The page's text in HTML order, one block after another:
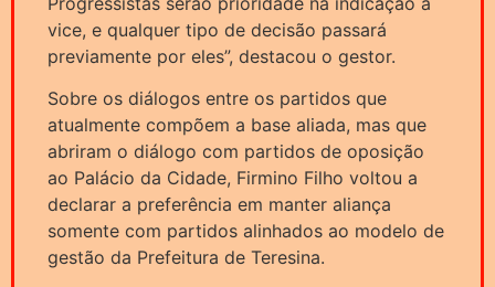
vice, e qualquer tipo de decisão passará
previamente por eles”, destacou o gestor.
Sobre os diálogos entre os partidos que
atualmente compõem a base aliada, mas que
abriram o diálogo com partidos de oposição
ao Palácio da Cidade, Firmino Filho voltou a
declarar a preferência em manter aliança
somente com partidos alinhados ao modelo de
gestão da Prefeitura de Teresina.